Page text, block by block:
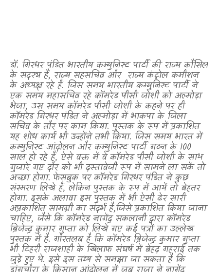
डॉ. गिरधर पंडित भारतीय कम्युनिस्ट पार्टी की राज्य कौंसिल
के सदस्य हैं,राज्य सहसचिव और राज्य कंट्रोल कमीशन
के अध्यक्ष रहे हैं. जिस समय भारतीय कम्युनिस्ट पार्टी ने
एक समय महासचिव रहे कॉमरेड पीसी जोशी को अल्मोड़ा
भेजा, उस समय कॉमरेड पीसी जोशी के कहने पर ही
कॉमरेड गिरधर पंडित ने अल्मोड़ा में भाकपा के जिला
सचिव के तौर पर काम किया. पुस्तक के रूप में प्रकाशित
यह शोध कार्य भी उन्होंने तभी किया. जिस समय भारत में
कम्युनिस्ट आंदोलन और कम्युनिस्ट पार्टी गठन के 100
साल हो रहे हैं, ऐसे वक्त में वे कॉमरेड पीसी जोशी के साथ
गुजारे गए दौर को भी दस्तावेजी रूप में सामने ला सकें तो
अच्छा होगा. फेसबुक पर कॉमरेड गिरधर पंडित ने कुछ
संस्मरण लिखे हैं, लेकिन पुस्तक के रूप में आयें तो बेहतर
होगा. इसके अलावा इस पुस्तक में भी ऐसी ढेर सारी
अप्रकाशित सामग्री का संदर्भ है,जिसे प्रकाशित किया जाना
चाहिए, जैसे कि कॉमरेड नागेंद्र सकलानी द्वारा कॉमरेड
ब्रिजेन्द्र कुमार गुप्ता को लिखे गए कई पत्रों का उल्लेख
पुस्तक में है. गौरतलब है कि कॉमरेड ब्रिजेन्द्र कुमार गुप्ता
भी टिहरी राजशाही के खिलाफ संघर्ष में बेहद गहराई तक
जुड़े हुए थे. इसे इस तथ्य से समझा जा सकता है कि